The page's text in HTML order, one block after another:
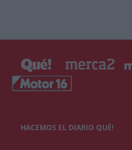
HACEMOS EL DIARIO QUÉ!